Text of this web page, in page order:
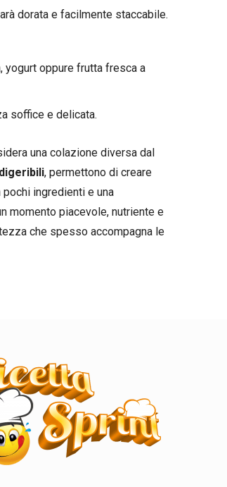
dorata e facilmente staccabile.
yogurt oppure frutta fresca a
soffice e delicata.
una colazione diversa dal
, permettono di creare
ingredienti e una
momento piacevole, nutriente e
che spesso accompagna le